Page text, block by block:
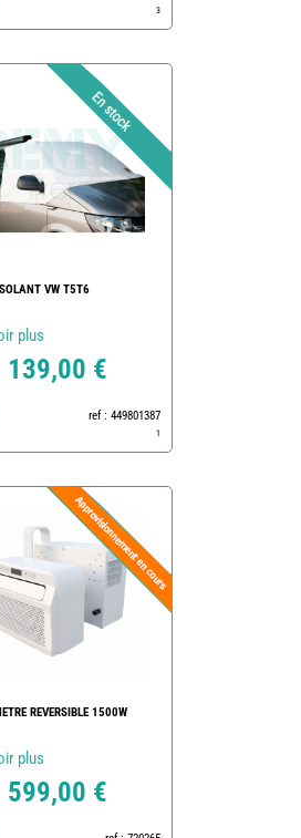
3
VW T5T6
plus
139,00 €
ref : 449801387
1
REVERSIBLE 1500W
plus
599,00 €